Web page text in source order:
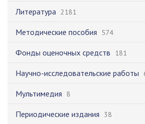
Литература 2181
Методические пособия 574
Фонды оценочных средств 181
Научно-исследовательские работы
Мультимедия 8
Периодические издания 38